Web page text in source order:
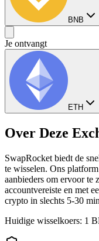
BNB
Je ontvangt
ETH
Over Deze
SwapRocket biedt de
te wisselen. Ons
aanbieders om ervoor te
accountvereiste en met
crypto in slechts 5-30
Huidige wisselkoers: 1